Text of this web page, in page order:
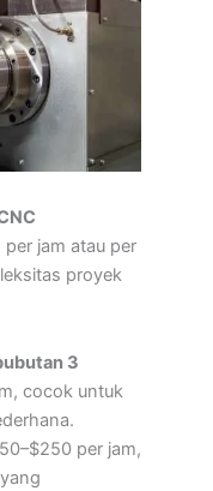
jam atau per
proyek
3
cocok untuk
per jam,